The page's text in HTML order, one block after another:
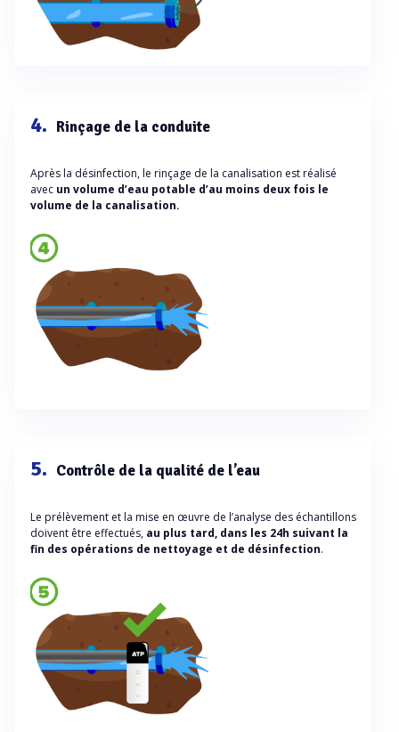
4. Rinçage de la conduite
Après la désinfection, le rinçage de la canalisation est réalisé
avec un volume d’eau potable d’au moins deux fois le
volume de la canalisation.
5. Contrôle de la qualité de l’eau
Le prélèvement et la mise en œuvre de l’analyse des échantillons
doivent être effectués, au plus tard, dans les 24h suivant la
fin des opérations de nettoyage et de désinfection.